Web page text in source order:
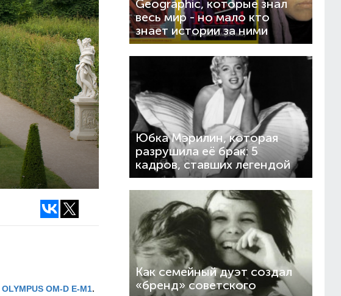
OLYMPUS OM-D E-M1.
Geographic, которые знал
весь мир - но мало кто
знает истории за ними
Юбка Мэрилин, которая
разрушила её брак: 5
кадров, ставших легендой
Как семейный дуэт создал
«бренд» советского